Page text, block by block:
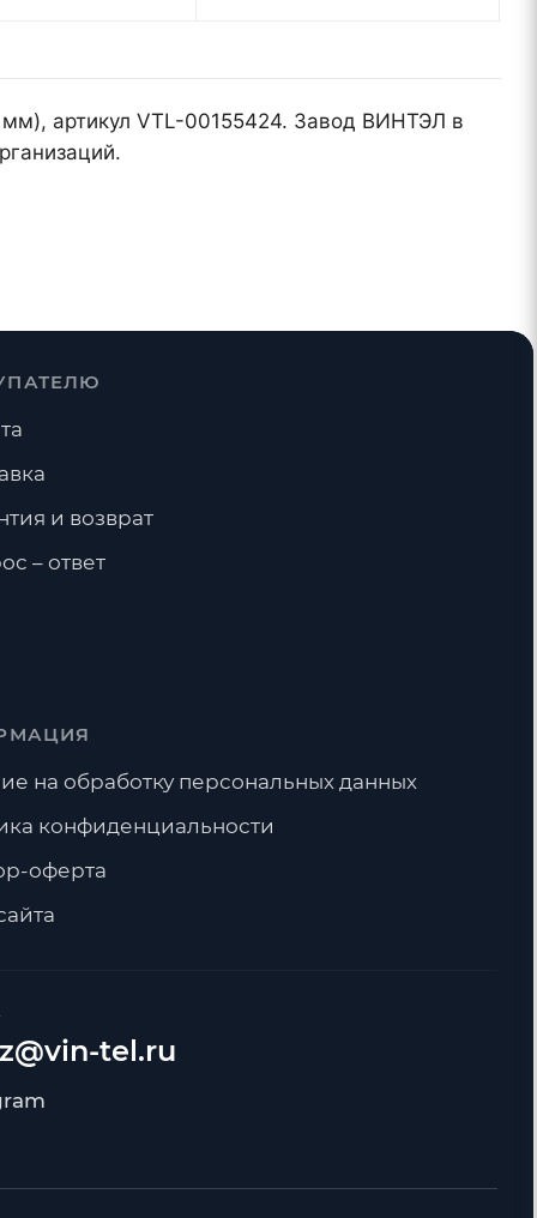
артикул VTL-00155424. Завод ВИНТЭЛ в
tel.ru
и возврат
– ответ
на обработку персональных данных
конфиденциальности
оферта